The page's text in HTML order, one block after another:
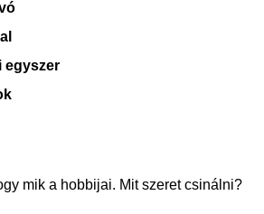
egyszer
mik a hobbijai. Mit szeret csinálni?